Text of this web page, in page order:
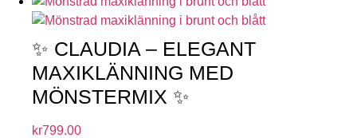
✨ CLAUDIA – ELEGANT
MAXIKLÄNNING MED
MÖNSTERMIX ✨
kr799.00